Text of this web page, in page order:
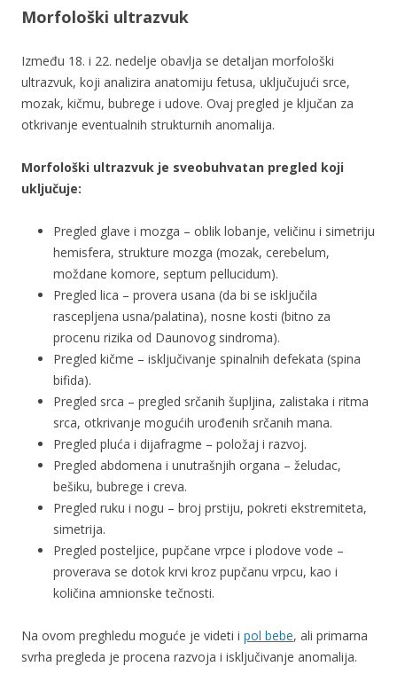
Morfološki ultrazvuk
Između 18. i 22. nedelje obavlja se detaljan morfološki
ultrazvuk, koji analizira anatomiju fetusa, uključujući srce,
mozak, kičmu, bubrege i udove. Ovaj pregled je ključan za
otkrivanje eventualnih strukturnih anomalija.
Morfološki ultrazvuk je sveobuhvatan pregled koji
uključuje:
Pregled glave i mozga – oblik lobanje, veličinu i simetriju
hemisfera, strukture mozga (mozak, cerebelum,
moždane komore, septum pellucidum).
Pregled lica – provera usana (da bi se isključila
rascepljena usna/palatina), nosne kosti (bitno za
procenu rizika od Daunovog sindroma).
Pregled kičme – isključivanje spinalnih defekata (spina
bifida).
Pregled srca – pregled srčanih šupljina, zalistaka i ritma
srca, otkrivanje mogućih urođenih srčanih mana.
Pregled pluća i dijafragme – položaj i razvoj.
Pregled abdomena i unutrašnjih organa – želudac,
bešiku, bubrege i creva.
Pregled ruku i nogu – broj prstiju, pokreti ekstremiteta,
simetrija.
Pregled posteljice, pupčane vrpce i plodove vode –
proverava se dotok krvi kroz pupčanu vrpcu, kao i
količina amnionske tečnosti.
Na ovom preghledu moguće je videti i pol bebe, ali primarna
svrha pregleda je procena razvoja i isključivanje anomalija.